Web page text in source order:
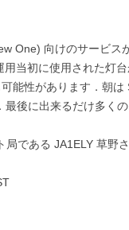
One) 向けのサービス
当初に使用された灯
能性があります．朝
後に出来るだけ多く
である JA1ELY 草野